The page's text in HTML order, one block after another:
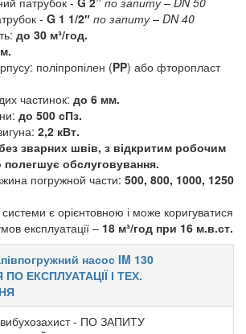
- G 1 1/2″ по запиту– DN 40
до 30 м³/год.
поліпропілен (PP) або фторопласт
частинок: до 6 мм.
до 500 сПз.
2,2 кВт.
зварних швів, з відкритим робочим
обслуговування.
погружной части: 500, 800, 1000, 1250
є орієнтовною і може коригуватися
експлуатації – 18 м³/год при 16 м.в.ст.
насос IM 130
ПО ЕКСПЛУАТАЦІЇ І ТЕХ.
вибухозахист - ПО ЗАПИТУ